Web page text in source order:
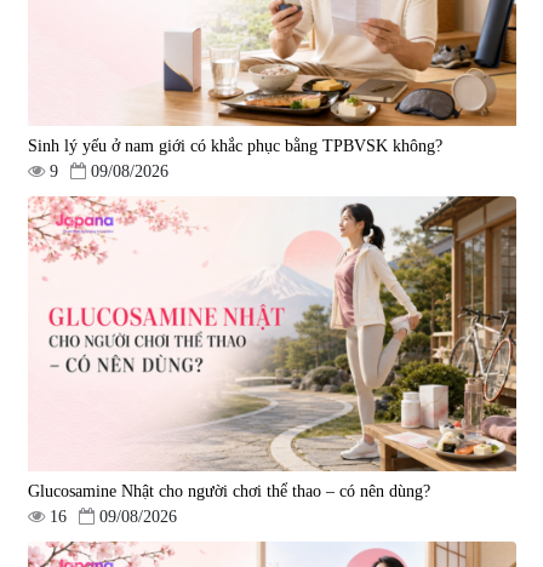
Viên uống bổ gan Ribeto Shoji
Hepaclean 60 viên
690.000 đ
Viên uống hỗ trợ cải thiện thoát
vị đĩa đệm Kyoto Has 30 viên
|14.560
1.600.000 đ
Viên uống hỗ trợ giấc ngủ Fujina
Viên uống phòng ngừa & hỗ trợ
Sinh lý yếu ở nam giới có khắc phục bằng TPBVSK không?
9
09/08/2026
Glucosamine Nhật cho người chơi thể thao – có nên dùng?
16
09/08/2026